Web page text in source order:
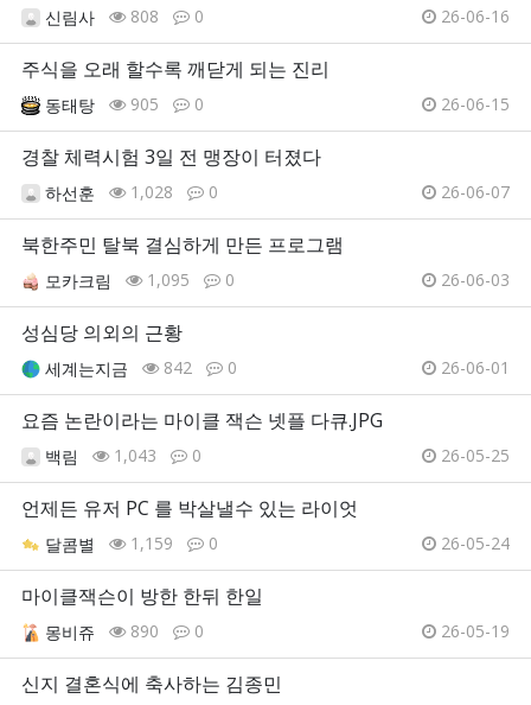
신림사 808 0 26-06-16
주식을 오래 할수록 깨닫게 되는 진리
동태탕 905 0 26-06-15
경찰 체력시험 3일 전 맹장이 터졌다
하선훈 1,028 0 26-06-07
북한주민 탈북 결심하게 만든 프로그램
모카크림 1,095 0 26-06-03
성심당 의외의 근황
세계는지금 842 0 26-06-01
요즘 논란이라는 마이클 잭슨 넷플 다큐.JPG
백림 1,043 0 26-05-25
언제든 유저 PC 를 박살낼수 있는 라이엇
달콤별 1,159 0 26-05-24
마이클잭슨이 방한 한뒤 한일
몽비쥬 890 0 26-05-19
신지 결혼식에 축사하는 김종민